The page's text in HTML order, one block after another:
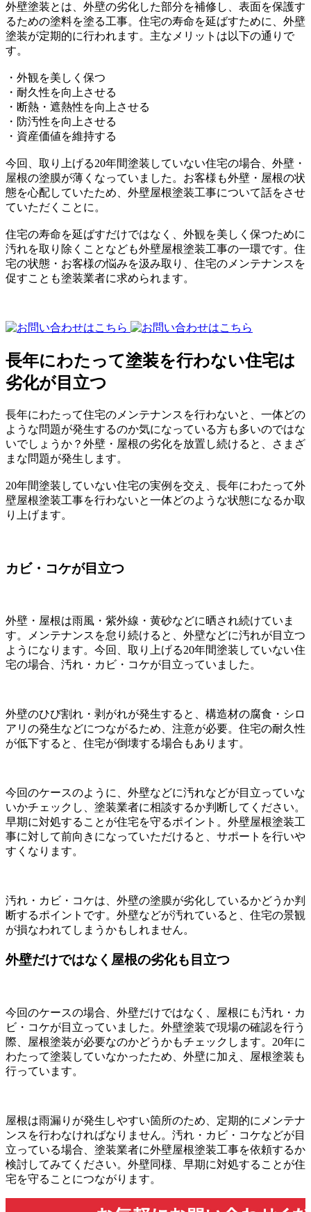
外壁塗装とは、外壁の劣化した部分を補修し、表面を保護す
るための塗料を塗る工事。住宅の寿命を延ばすために、外壁
塗装が定期的に行われます。主なメリットは以下の通りで
す。
・外観を美しく保つ
・耐久性を向上させる
・断熱・遮熱性を向上させる
・防汚性を向上させる
・資産価値を維持する
今回、取り上げる20年間塗装していない住宅の場合、外壁・
屋根の塗膜が薄くなっていました。お客様も外壁・屋根の状
態を心配していたため、外壁屋根塗装工事について話をさせ
ていただくことに。
住宅の寿命を延ばすだけではなく、外観を美しく保つために
汚れを取り除くことなども外壁屋根塗装工事の一環です。住
宅の状態・お客様の悩みを汲み取り、住宅のメンテナンスを
促すことも塗装業者に求められます。
長年にわたって塗装を行わない住宅は
劣化が目立つ
長年にわたって住宅のメンテナンスを行わないと、一体どの
ような問題が発生するのか気になっている方も多いのではな
いでしょうか？外壁・屋根の劣化を放置し続けると、さまざ
まな問題が発生します。
20年間塗装していない住宅の実例を交え、長年にわたって外
壁屋根塗装工事を行わないと一体どのような状態になるか取
り上げます。
カビ・コケが目立つ
外壁・屋根は雨風・紫外線・黄砂などに晒され続けていま
す。メンテナンスを怠り続けると、外壁などに汚れが目立つ
ようになります。今回、取り上げる20年間塗装していない住
宅の場合、汚れ・カビ・コケが目立っていました。
外壁のひび割れ・剥がれが発生すると、構造材の腐食・シロ
アリの発生などにつながるため、注意が必要。住宅の耐久性
が低下すると、住宅が倒壊する場合もあります。
今回のケースのように、外壁などに汚れなどが目立っていな
いかチェックし、塗装業者に相談するか判断してください。
早期に対処することが住宅を守るポイント。外壁屋根塗装工
事に対して前向きになっていただけると、サポートを行いや
すくなります。
汚れ・カビ・コケは、外壁の塗膜が劣化しているかどうか判
断するポイントです。外壁などが汚れていると、住宅の景観
が損なわれてしまうかもしれません。
外壁だけではなく屋根の劣化も目立つ
今回のケースの場合、外壁だけではなく、屋根にも汚れ・カ
ビ・コケが目立っていました。外壁塗装で現場の確認を行う
際、屋根塗装が必要なのかどうかもチェックします。20年に
わたって塗装していなかったため、外壁に加え、屋根塗装も
行っています。
屋根は雨漏りが発生しやすい箇所のため、定期的にメンテナ
ンスを行わなければなりません。汚れ・カビ・コケなどが目
立っている場合、塗装業者に外壁屋根塗装工事を依頼するか
検討してみてください。外壁同様、早期に対処することが住
宅を守ることにつながります。